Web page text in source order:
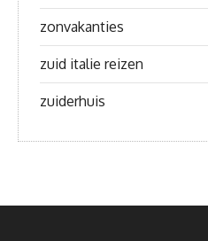
zonvakanties
zuid italie reizen
zuiderhuis